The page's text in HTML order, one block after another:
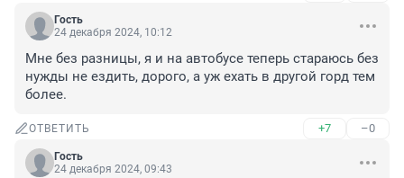
Гость
24 декабря 2024, 10:12
Мне без разницы, я и на автобусе теперь стараюсь без
нужды не ездить, дорого, а уж ехать в другой горд тем
более.
ОТВЕТИТЬ +7 –0
Гость
24 декабря 2024, 09:43